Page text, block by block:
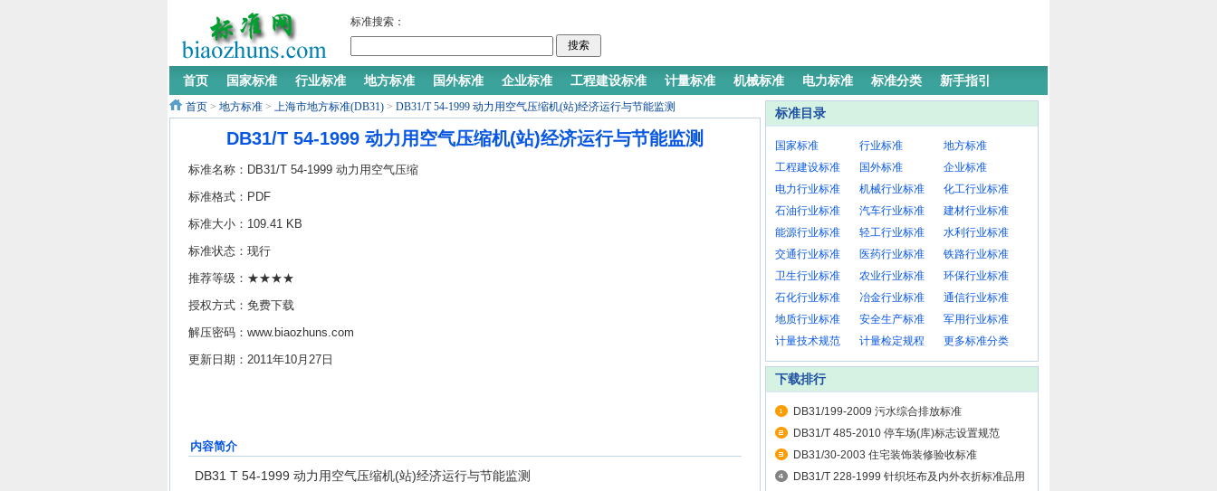
标准搜索：
首页 国家标准 行业标准 地方标准 国外标准 企业标准 工程建设标准 计量标准 机械标准 电力标准 标准分类 新手指引
首页 > 地方标准 > 上海市地方标准(DB31) > DB31/T 54-1999 动力用空气压缩机(站)经济运行与节能监测
DB31/T 54-1999 动力用空气压缩机(站)经济运行与节能监测
标准名称：DB31/T 54-1999 动力用空气压缩
机(站)经济运行与节能监测
标准格式：PDF
标准大小：109.41 KB
标准状态：现行
推荐等级：★★★★
授权方式：免费下载
解压密码：www.biaozhuns.com
更新日期：2011年10月27日
内容简介
DB31 T 54-1999 动力用空气压缩机(站)经济运行与节能监测
标准目录
国家标准 行业标准
地方标准
工程建设标准
国外标准
企业标准
电力行业标准
机械行业标准
化工行业标准
石油行业标准
汽车行业标准
建材行业标准
能源行业标准
轻工行业标准
水利行业标准
交通行业标准
医药行业标准
铁路行业标准
卫生行业标准
农业行业标准
环保行业标准
石化行业标准
冶金行业标准
通信行业标准
地质行业标准
安全生产标准
军用行业标准
计量技术规范
计量检定规程 更多标准分类
下载排行
DB31/199-2009 污水综合排放标准
DB31/T 485-2010 停车场(库)标志设置规范
DB31/30-2003 住宅装饰装修验收标准
DB31/T 228-1999 针织坯布及内外衣折标准品用